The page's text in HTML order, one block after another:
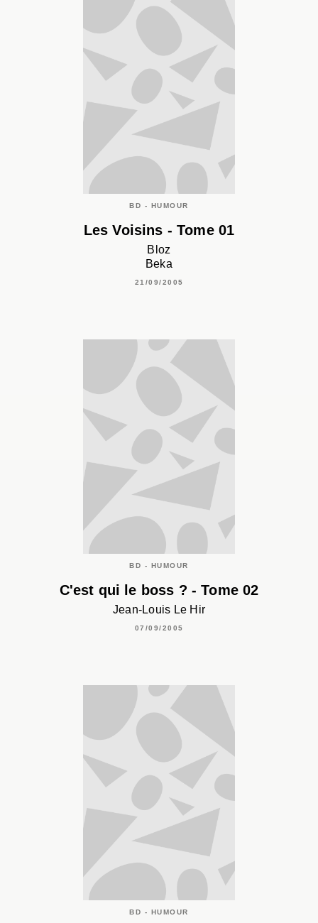
BD - HUMOUR
Les Voisins - Tome 01
Bloz
Beka
21/09/2005
BD - HUMOUR
C'est qui le boss ? - Tome 02
Jean-Louis Le Hir
07/09/2005
BD - HUMOUR